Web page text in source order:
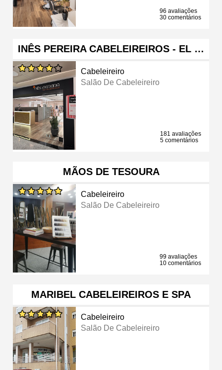
96 avaliações
30 comentários
INÊS PEREIRA CABELEIREIROS - EL …
Cabeleireiro
Salão De Cabeleireiro
181 avaliações
5 comentários
MÃOS DE TESOURA
Cabeleireiro
Salão De Cabeleireiro
99 avaliações
10 comentários
MARIBEL CABELEIREIROS E SPA
Cabeleireiro
Salão De Cabeleireiro